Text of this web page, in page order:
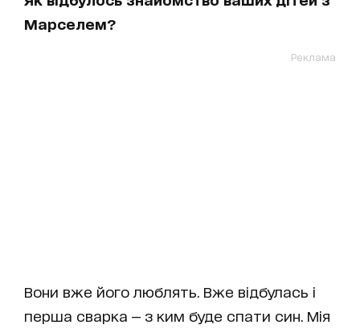
Марселем?
Реклама
Вони вже його люблять. Вже відбулась і
перша сварка — з ким буде спати син. Мія